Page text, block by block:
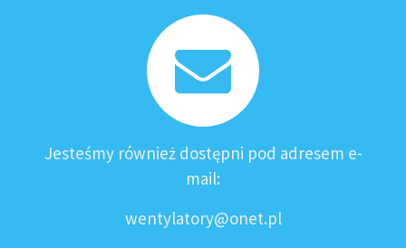
Jesteśmy również dostępni pod adresem e-
mail:
wentylatory@onet.pl